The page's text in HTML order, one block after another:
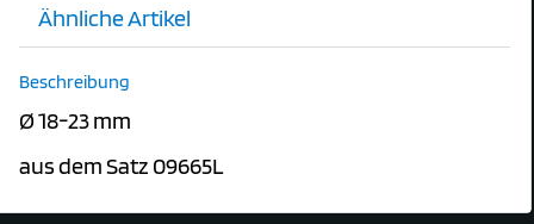
Ähnliche Artikel
Beschreibung
Ø 18-23 mm
aus dem Satz 09665L